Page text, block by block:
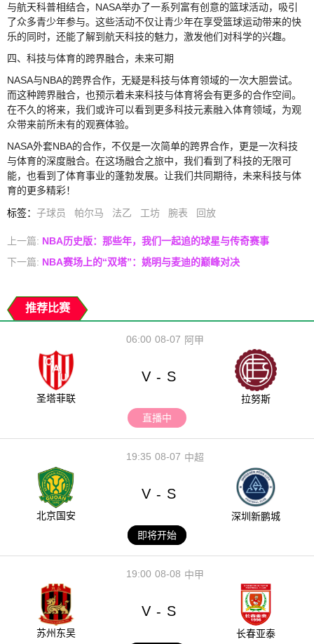
与航天科普相结合，NASA举办了一系列富有创意的篮球活动，吸引
了众多青少年参与。这些活动不仅让青少年在享受篮球运动带来的快
乐的同时，还能了解到航天科技的魅力，激发他们对科学的兴趣。
四、科技与体育的跨界融合，未来可期
NASA与NBA的跨界合作，无疑是科技与体育领域的一次大胆尝试。
而这种跨界融合，也预示着未来科技与体育将会有更多的合作空间。
在不久的将来，我们或许可以看到更多科技元素融入体育领域，为观
众带来前所未有的观赛体验。
NASA外套NBA的合作，不仅是一次简单的跨界合作，更是一次科技
与体育的深度融合。在这场融合之旅中，我们看到了科技的无限可
能，也看到了体育事业的蓬勃发展。让我们共同期待，未来科技与体
育的更多精彩！
标签： 子球员 帕尔马 法乙 工坊 腕表 回放
上一篇: NBA历史版：那些年，我们一起追的球星与传奇赛事
下一篇: NBA赛场上的“双塔”：姚明与麦迪的巅峰对决
推荐比赛
08-07
06:00 阿甲
圣塔菲联
V - S
拉努斯
直播中
08-07
19:35 中超
北京国安
V - S
深圳新鹏城
即将开始
08-08
19:00 中甲
苏州东吴
V - S
长春亚泰